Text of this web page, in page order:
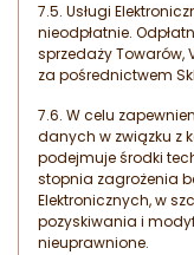
7.5. Usługi
nieodpłatnie.
sprzedaży Towarów,
za pośrednictwem
7.6. W celu
danych w związku z
podejmuje środki
stopnia zagrożenia
Elektronicznych, w
pozyskiwania i
nieuprawnione.